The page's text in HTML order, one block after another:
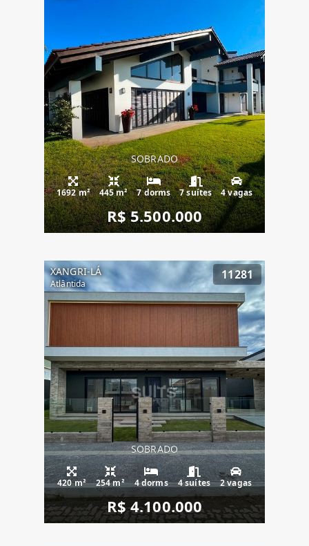
SOBRADO
1692 m² 445 m² 7 dorms 7 suítes 4 vagas
R$ 5.500.000
XANGRI-LÁ
Atlântida
11281
SOBRADO
420 m² 254 m² 4 dorms 4 suítes 2 vagas
R$ 4.100.000